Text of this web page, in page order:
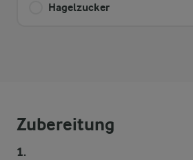
Hagelzucker
Zubereitung
1.